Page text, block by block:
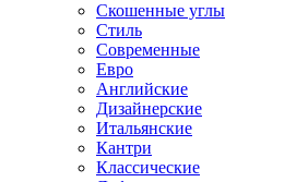
Скошенные углы
Стиль
Современные
Евро
Английские
Дизайнерские
Итальянские
Кантри
Классические